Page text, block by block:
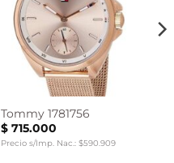
Tommy 1781756
$715.000
Precio s/Imp. Nac.: $590.909